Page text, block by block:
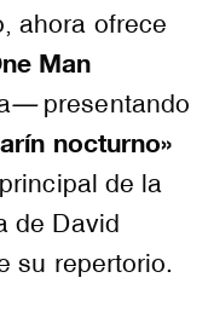
ahora ofrece
Man
—presentando
nocturno»
de la
de David
su repertorio.